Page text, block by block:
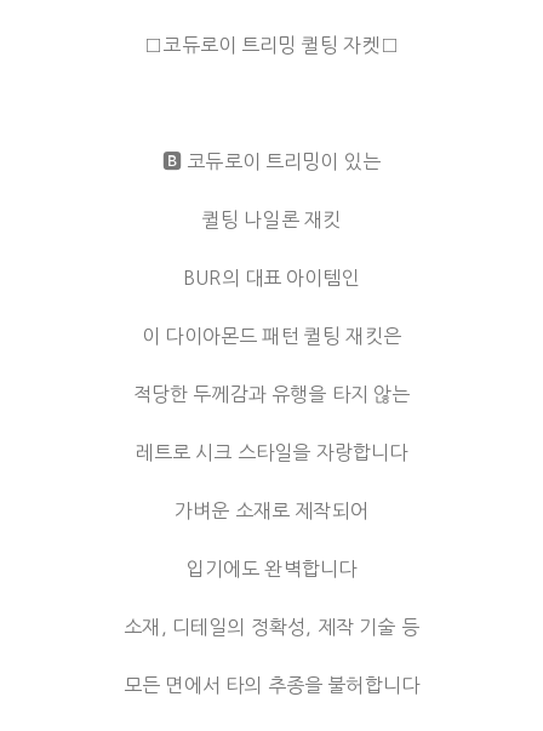
□코듀로이 트리밍 퀼팅 자켓□
🅱️ 코듀로이 트리밍이 있는
퀼팅 나일론 재킷
BUR의 대표 아이템인
이 다이아몬드 패턴 퀼팅 재킷은
적당한 두께감과 유행을 타지 않는
레트로 시크 스타일을 자랑합니다
가벼운 소재로 제작되어
입기에도 완벽합니다
소재, 디테일의 정확성, 제작 기술 등
모든 면에서 타의 추종을 불허합니다